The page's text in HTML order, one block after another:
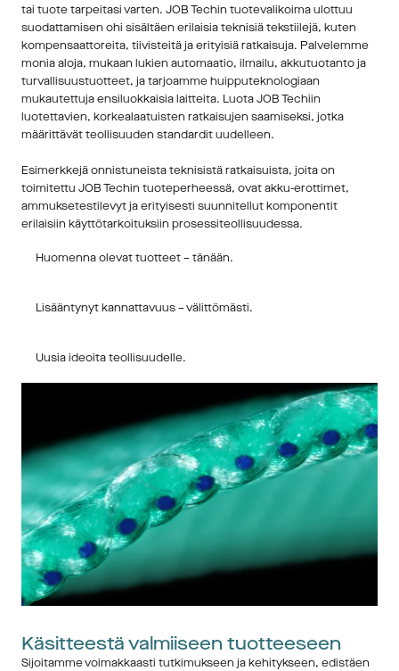
tai tuote tarpeitasi varten. JOB Techin tuotevalikoima ulottuu
suodattamisen ohi sisältäen erilaisia teknisiä tekstiilejä, kuten
kompensaattoreita, tiivisteitä ja erityisiä ratkaisuja. Palvelemme
monia aloja, mukaan lukien automaatio, ilmailu, akkutuotanto ja
turvallisuustuotteet, ja tarjoamme huipputeknologiaan
mukautettuja ensiluokkaisia laitteita. Luota JOB Techiin
luotettavien, korkealaatuisten ratkaisujen saamiseksi, jotka
määrittävät teollisuuden standardit uudelleen.
Esimerkkejä onnistuneista teknisistä ratkaisuista, joita on
toimitettu JOB Techin tuoteperheessä, ovat akku-erottimet,
ammuksetestilevyt ja erityisesti suunnitellut komponentit
erilaisiin käyttötarkoituksiin prosessiteollisuudessa.
Huomenna olevat tuotteet – tänään.
Lisääntynyt kannattavuus – välittömästi.
Uusia ideoita teollisuudelle.
Käsitteestä valmiiseen tuotteeseen
Sijoitamme voimakkaasti tutkimukseen ja kehitykseen, edistäen